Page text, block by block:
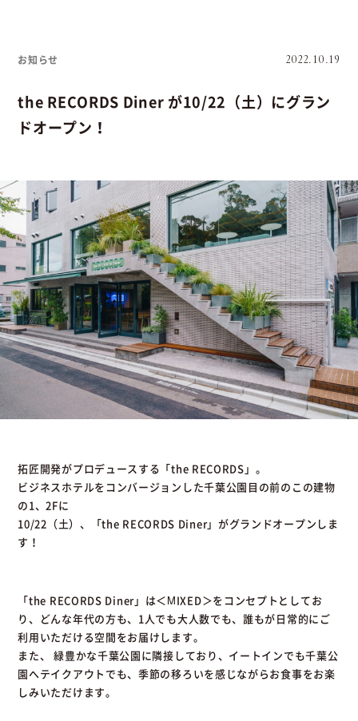
お知らせ 2022.10.19
the RECORDS Diner が10/22（土）にグラン
ドオープン！
拓匠開発がプロデュースする「the RECORDS」。
ビジネスホテルをコンバージョンした千葉公園目の前のこの建物
の1、2Fに
10/22（土）、「the RECORDS Diner」がグランドオープンしま
す！
「the RECORDS Diner」は＜MIXED＞をコンセプトとしてお
り、どんな年代の方も、1人でも大人数でも、誰もが日常的にご
利用いただける空間をお届けします。
また、 緑豊かな千葉公園に隣接しており、イートインでも千葉公
園へテイクアウトでも、季節の移ろいを感じながらお食事をお楽
しみいただけます。